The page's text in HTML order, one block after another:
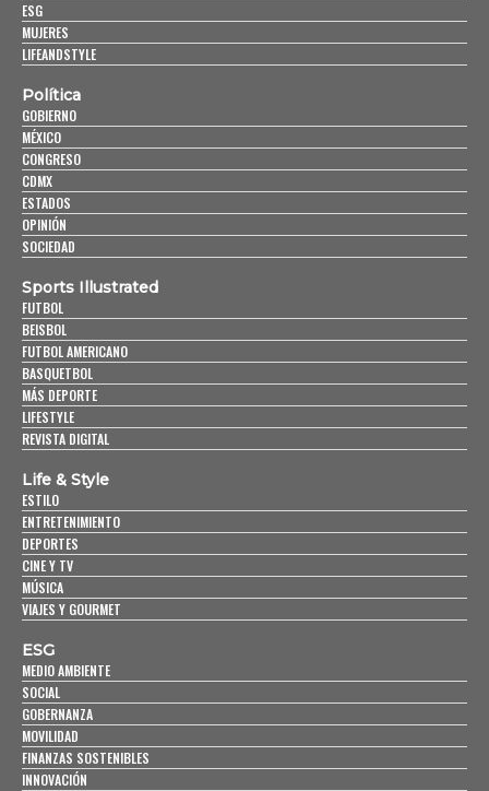
ESG
MUJERES
LIFEANDSTYLE
Política
GOBIERNO
MÉXICO
CONGRESO
CDMX
ESTADOS
OPINIÓN
SOCIEDAD
Sports Illustrated
FUTBOL
BEISBOL
FUTBOL AMERICANO
BASQUETBOL
MÁS DEPORTE
LIFESTYLE
REVISTA DIGITAL
Life & Style
ESTILO
ENTRETENIMIENTO
DEPORTES
CINE Y TV
MÚSICA
VIAJES Y GOURMET
ESG
MEDIO AMBIENTE
SOCIAL
GOBERNANZA
MOVILIDAD
FINANZAS SOSTENIBLES
INNOVACIÓN